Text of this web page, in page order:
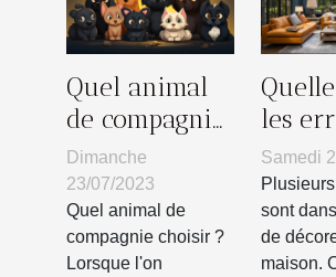
Quel animal
de compagnie
choisir ?
Dimanche
23/07/2023
Quel animal de
compagnie choisir ?
Lorsque l'on
les
éviter
la
d’une
?
Samedi
sont
de
maison.